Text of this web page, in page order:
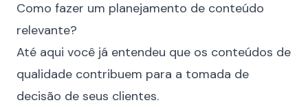
Como fazer um planejamento de conteúdo
relevante?
Até aqui você já entendeu que os conteúdos de
qualidade contribuem para a tomada de
decisão de seus clientes.